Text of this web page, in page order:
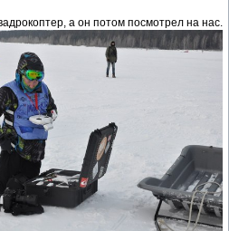
а он потом посмотрел на нас.